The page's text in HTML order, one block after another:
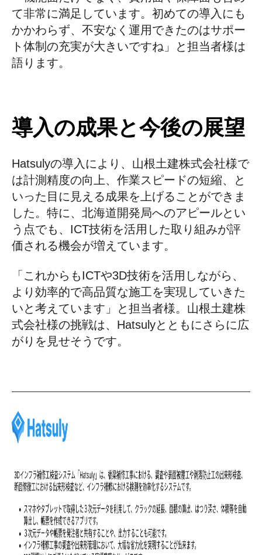
て非常に満足しています。初めての導入にも
かかわらず、不安なく運用できたのはサポー
ト体制の充実が大きいですね」と担当者様は
語ります。
導入の成果と今後の展望
Hatsulyの導入により、山根土建株式会社様で
は計測精度の向上、作業スピードの短縮、と
いった目に見える成果を上げることができま
した。特に、北海道開発局へのアピールとい
う点でも、ICT技術を活用した取り組みが評
価される機会が増えています。
「これからもICTや3D技術を活用しながら、
より効率的で高品質な施工を実現していきた
いと考えています」と担当者様。山根土建株
式会社様の挑戦は、Hatsulyとともにさらに広
がりを見せそうです。